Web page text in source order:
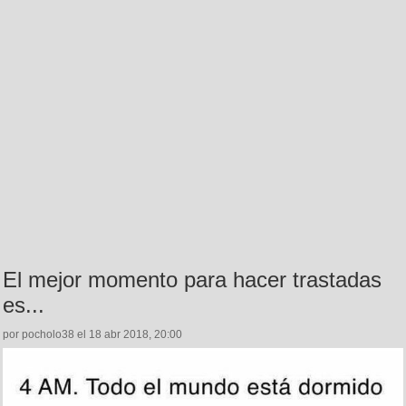
El mejor momento para hacer trastadas
es...
por pocholo38 el 18 abr 2018, 20:00